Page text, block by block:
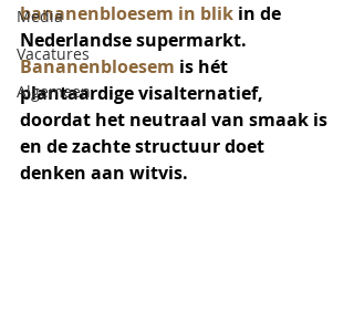
Media
Vacatures
Algemeen
bananenbloesem in blik in de
Nederlandse supermarkt.
Bananenbloesem is hét
plantaardige visalternatief,
doordat het neutraal van smaak is
en de zachte structuur doet
denken aan witvis.